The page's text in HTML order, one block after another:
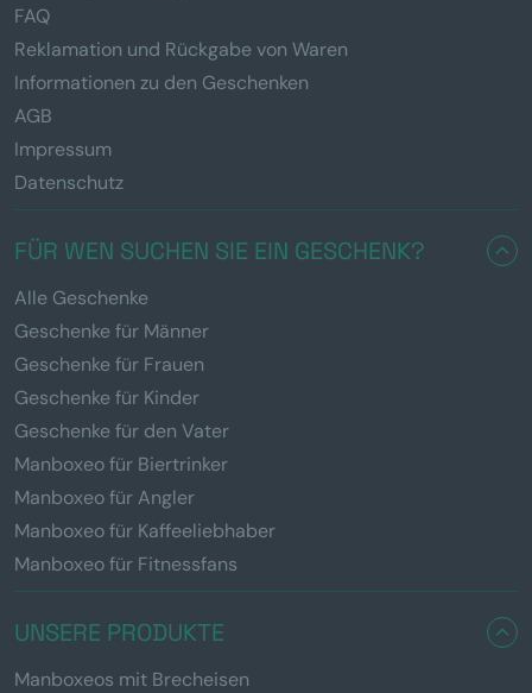
FAQ
Reklamation und Rückgabe von Waren
Informationen zu den Geschenken
AGB
Impressum
Datenschutz
FÜR WEN SUCHEN SIE EIN GESCHENK?
Alle Geschenke
Geschenke für Männer
Geschenke für Frauen
Geschenke für Kinder
Geschenke für den Vater
Manboxeo für Biertrinker
Manboxeo für Angler
Manboxeo für Kaffeeliebhaber
Manboxeo für Fitnessfans
UNSERE PRODUKTE
Manboxeos mit Brecheisen